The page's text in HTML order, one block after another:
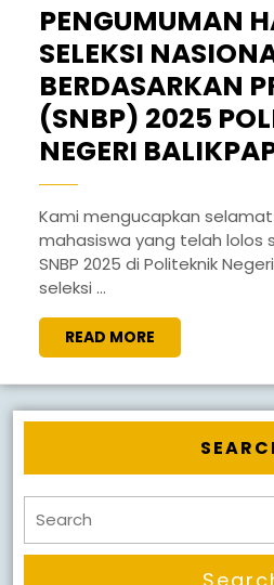
PENGUMUMAN
SELEKSI
BERDASARKAN
(SNBP) 2025
NEGERI
Kami mengucapkan selamat kepada calon
mahasiswa yang telah lolos
SNBP 2025 di Politeknik
seleksi ...
READ MORE
MORE
Search
for: